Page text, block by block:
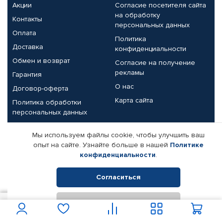
Акции
Контакты
Оплата
Доставка
Обмен и возврат
Гарантия
Договор-оферта
Политика обработки
персональных данных
Согласие посетителя сайта
на обработку
персональных данных
Политика
конфиденциальности
Согласие на получение
рекламы
О нас
Карта сайта
Партнерам
Корпоративным клиентам
Поставщикам
Реквизиты компании
© КАМАЗ ЦЕНТР ДОНЕЦК, 2015-2026. Все права защищены.
Интернет-магазин автомобильных товаров Автопрофи.
Мы используем файлы cookie, чтобы улучшить ваш
опыт на сайте. Узнайте больше в нашей Политике
конфиденциальности.
Согласиться
Отклонить
В корзину